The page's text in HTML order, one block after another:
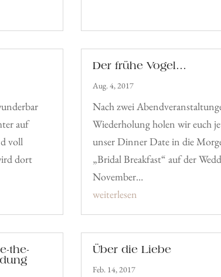
auf
voll
dort
Der frühe Vogel…
Aug. 4, 2017
Nach zwei
Wiederholung holen wir euch
unser Dinner Date in die
„Bridal Breakfast“ auf der
November…
weiterlesen
the-
Über die Liebe
Feb. 14, 2017